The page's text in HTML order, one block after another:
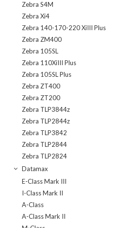
Zebra S4M
Zebra Xi4
Zebra 140-170-220 XiIII Plus
Zebra ZM400
Zebra 105SL
Zebra 110XiIII Plus
Zebra 105SL Plus
Zebra ZT400
Zebra ZT200
Zebra TLP3844z
Zebra TLP2844z
Zebra TLP3842
Zebra TLP2844
Zebra TLP2824
Datamax
E-Class Mark III
I-Class Mark II
A-Class
A-Class Mark II